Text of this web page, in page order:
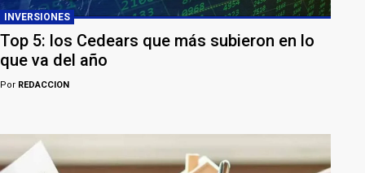
INVERSIONES
Top 5: los Cedears que más subieron en lo
que va del año
Por REDACCION